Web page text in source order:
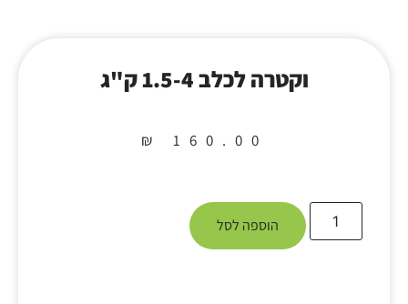
וקטרה לכלב 1.5-4 ק"ג
₪ 160.00
הוספה לסל